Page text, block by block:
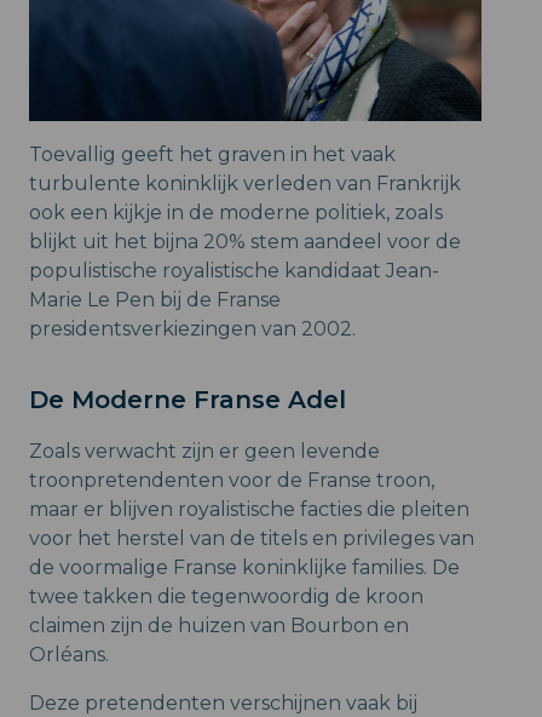
Toevallig geeft het graven in het vaak
turbulente koninklijk verleden van Frankrijk
ook een kijkje in de moderne politiek, zoals
blijkt uit het bijna 20% stem aandeel voor de
populistische royalistische kandidaat Jean-
Marie Le Pen bij de Franse
presidentsverkiezingen van 2002.
De Moderne Franse Adel
Zoals verwacht zijn er geen levende
troonpretendenten voor de Franse troon,
maar er blijven royalistische facties die pleiten
voor het herstel van de titels en privileges van
de voormalige Franse koninklijke families. De
twee takken die tegenwoordig de kroon
claimen zijn de huizen van Bourbon en
Orléans.
Deze pretendenten verschijnen vaak bij